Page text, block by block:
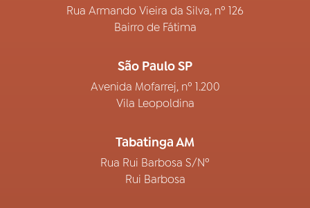
Rua Armando Vieira da Silva, nº 126
Bairro de Fátima
São Paulo SP
Avenida Mofarrej, nº 1.200
Vila Leopoldina
Tabatinga AM
Rua Rui Barbosa S/Nº
Rui Barbosa